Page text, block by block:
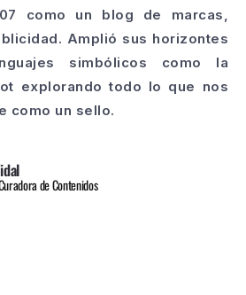
como un blog de marcas,
Amplió sus horizontes
simbólicos como la
explorando todo lo que nos
como un sello.
de Contenidos